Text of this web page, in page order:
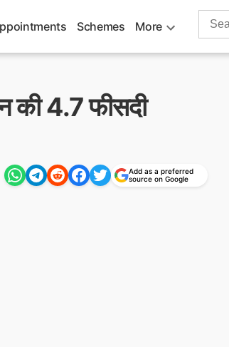
Schemes More
Search
की 4.7 फीसदी
Add as a preferred
source on Google